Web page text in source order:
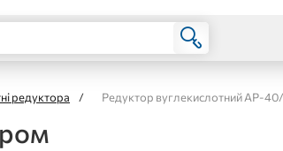
редуктора / Редуктор вуглекислотний АР-